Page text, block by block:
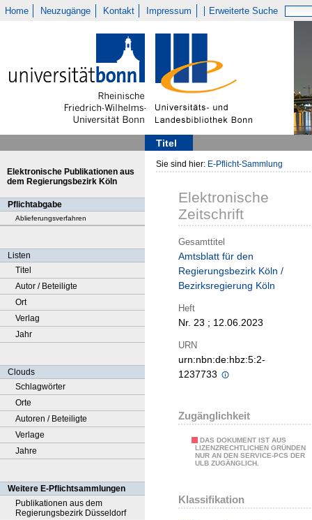
Home Neuzugänge Kontakt Impressum Erweiterte Suche
Titel
Elektronische Publikationen aus
dem Regierungsbezirk Köln
Pflichtabgabe
Ablieferungsverfahren
Listen
Titel
Autor / Beteiligte
Ort
Verlag
Jahr
Clouds
Schlagwörter
Orte
Autoren / Beteiligte
Verlage
Jahre
Weitere E-Pflichtsammlungen
Publikationen aus dem
Regierungsbezirk Düsseldorf
Sie sind hier: E-Pflicht-Sammlung
Elektronische
Zeitschrift
Gesamttitel
Amtsblatt für den
Regierungsbezirk Köln /
Bezirksregierung Köln
Heft
Nr. 23 ; 12.06.2023
URN
urn:nbn:de:hbz:5:2-
1237733
Zugänglichkeit
DAS DOKUMENT IST AUS
LIZENZRECHTLICHEN GRÜNDEN
NUR AN DEN SERVICE-PCS DER
ULB ZUGÄNGLICH.
Klassifikation